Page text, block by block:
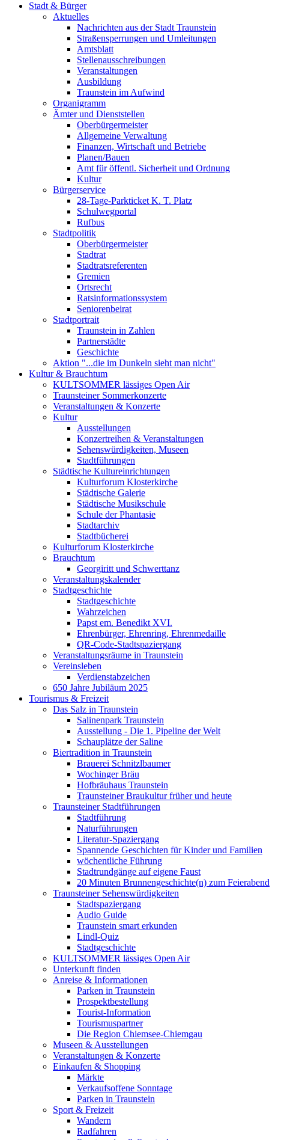
Stadt & Bürger
Aktuelles
Nachrichten aus der Stadt Traunstein
Straßensperrungen und Umleitungen
Amtsblatt
Stellenausschreibungen
Veranstaltungen
Ausbildung
Traunstein im Aufwind
Organigramm
Ämter und Dienststellen
Oberbürgermeister
Allgemeine Verwaltung
Finanzen, Wirtschaft und Betriebe
Planen/Bauen
Amt für öffentl. Sicherheit und Ordnung
Kultur
Bürgerservice
28-Tage-Parkticket K. T. Platz
Schulwegportal
Rufbus
Stadtpolitik
Oberbürgermeister
Stadtrat
Stadtratsreferenten
Gremien
Ortsrecht
Ratsinformationssystem
Seniorenbeirat
Stadtportrait
Traunstein in Zahlen
Partnerstädte
Geschichte
Aktion "...die im Dunkeln sieht man nicht"
Kultur & Brauchtum
KULTSOMMER lässiges Open Air
Traunsteiner Sommerkonzerte
Veranstaltungen & Konzerte
Kultur
Ausstellungen
Konzertreihen & Veranstaltungen
Sehenswürdigkeiten, Museen
Stadtführungen
Städtische Kultureinrichtungen
Kulturforum Klosterkirche
Städtische Galerie
Städtische Musikschule
Schule der Phantasie
Stadtarchiv
Stadtbücherei
Kulturforum Klosterkirche
Brauchtum
Georgiritt und Schwerttanz
Veranstaltungskalender
Stadtgeschichte
Stadtgeschichte
Wahrzeichen
Papst em. Benedikt XVI.
Ehrenbürger, Ehrenring, Ehrenmedaille
QR-Code-Stadtspaziergang
Veranstaltungsräume in Traunstein
Vereinsleben
Verdienstabzeichen
650 Jahre Jubiläum 2025
Tourismus & Freizeit
Das Salz in Traunstein
Salinenpark Traunstein
Ausstellung - Die 1. Pipeline der Welt
Schauplätze der Saline
Biertradition in Traunstein
Brauerei Schnitzlbaumer
Wochinger Bräu
Hofbräuhaus Traunstein
Traunsteiner Braukultur früher und heute
Traunsteiner Stadtführungen
Stadtführung
Naturführungen
Literatur-Spaziergang
Spannende Geschichten für Kinder und Familien
wöchentliche Führung
Stadtrundgänge auf eigene Faust
20 Minuten Brunnengeschichte(n) zum Feierabend
Traunsteiner Sehenswürdigkeiten
Stadtspaziergang
Audio Guide
Traunstein smart erkunden
Lindl-Quiz
Stadtgeschichte
KULTSOMMER lässiges Open Air
Unterkunft finden
Anreise & Informationen
Parken in Traunstein
Prospektbestellung
Tourist-Information
Tourismuspartner
Die Region Chiemsee-Chiemgau
Museen & Ausstellungen
Veranstaltungen & Konzerte
Einkaufen & Shopping
Märkte
Verkaufsoffene Sonntage
Parken in Traunstein
Sport & Freizeit
Wandern
Radfahren